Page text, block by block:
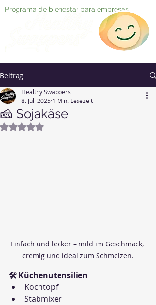
Programa de bienestar para empresas
Beitrag
🧀 Sojakäse
Healthy Swappers
8. Juli 2025 1 Min. Lesezeit
Mit NaN von 5 Sternen bewertet.
Einfach und lecker – mild im Geschmack,
cremig und ideal zum Schmelzen.
🛠 Küchenutensilien
Kochtopf
Stabmixer